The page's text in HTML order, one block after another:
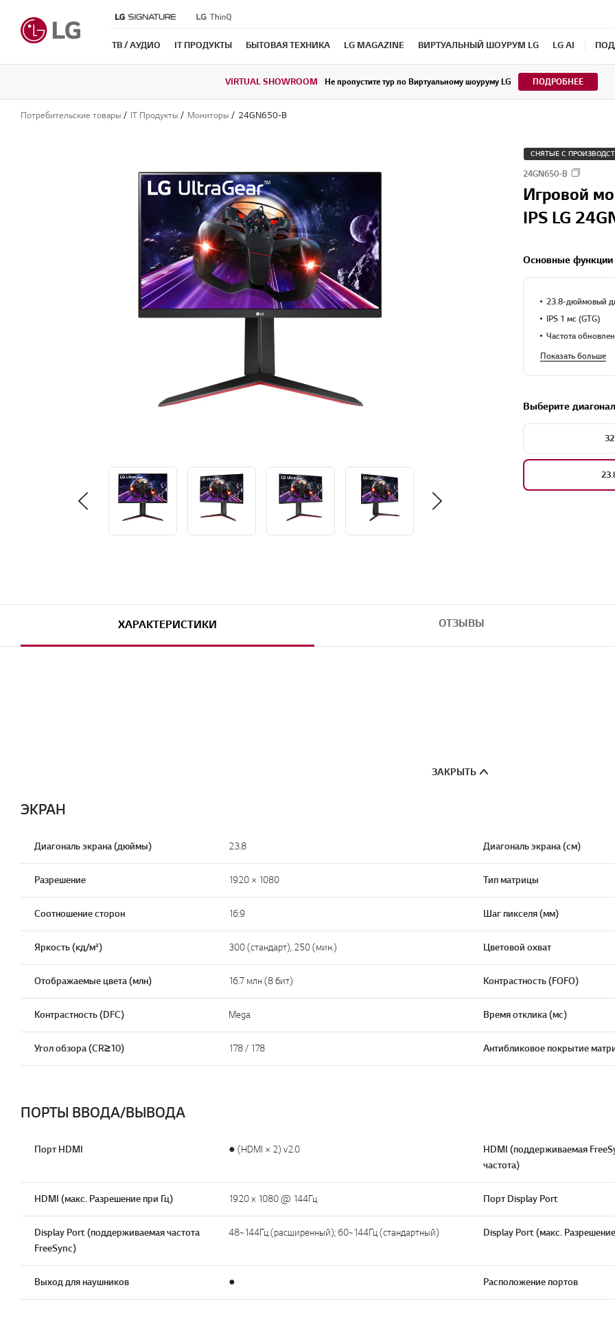
ТВ / АУДИО IT ПРОДУКТЫ БЫТОВАЯ ТЕХНИКА LG MAGAZINE ВИРТУАЛЬНЫЙ ШОУРУМ LG LG AI
VIRTUAL SHOWROOM Не пропустите тур по Виртуальному шоуруму LG ПОДРОБНЕЕ
Потребительские товары IT Продукты Мониторы 24GN650-B
СНЯТЫЕ С
24GN650-B
Игровой
IPS LG
Основные функции
23.8-дюймовый
IPS 1 мс (GTG)
Частота
Показать больше
Выберите
ХАРАКТЕРИСТИКИ ОТЗЫВЫ
ЗАКРЫТЬ
ЭКРАН
Диагональ экрана (дюймы) 23.8 Диагональ экрана (см)
Разрешение 1920 × 1080 Тип матрицы
Соотношение сторон 16:9 Шаг пикселя (мм)
Яркость (кд/м²) 300 (стандарт), 250 (мин.) Цветовой охват
Отображаемые цвета (млн) 16.7 млн (8 бит) Контрастность (FOFO)
Контрастность (DFC) Mega Время отклика (мс)
Угол обзора (CR≥10) 178 / 178 Антибликовое покрытие
ПОРТЫ ВВОДА/ВЫВОДА
Порт HDMI ● (HDMI × 2) v2.0
HDMI (поддерживаемая
частота)
HDMI (макс. Разрешение при Гц) 1920 x 1080 @ 144Гц Порт Display Port
Display Port (поддерживаемая частота
FreeSync)
48~144Гц (расширенный); 60~144Гц (стандартный) Display Port (макс.
Выход для наушников ● Расположение портов